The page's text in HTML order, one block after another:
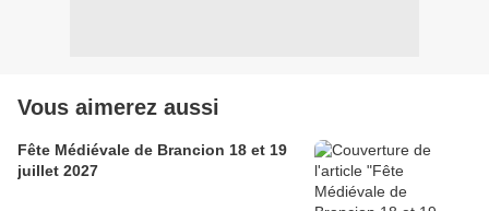
Vous aimerez aussi
Fête Médiévale de Brancion 18 et 19
juillet 2027